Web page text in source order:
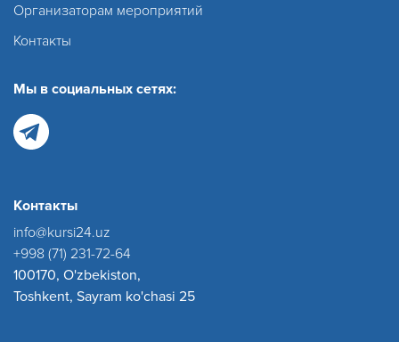
Организаторам мероприятий
Контакты
Мы в социальных сетях:
Контакты
info@kursi24.uz
+998 (71) 231-72-64
100170, O'zbekiston,
Toshkent, Sayram ko'chasi 25